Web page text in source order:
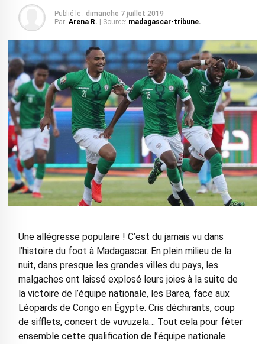
Publié le : dimanche 7 juillet 2019
Par: Arena R. | Source: madagascar-tribune.
Une allégresse populaire ! C’est du jamais vu dans
l’histoire du foot à Madagascar. En plein milieu de la
nuit, dans presque les grandes villes du pays, les
malgaches ont laissé explosé leurs joies à la suite de
la victoire de l’équipe nationale, les Barea, face aux
Léopards de Congo en Égypte. Cris déchirants, coup
de sifflets, concert de vuvuzela… Tout cela pour fêter
ensemble cette qualification de l’équipe nationale